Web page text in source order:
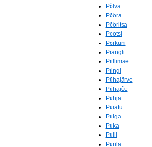
Põlva
Pööra
Pööritsa
Pootsi
Porkuni
Prangli
Prillimäe
Pringi
Pühajärve
Pühajõe
Puhja
Puiatu
Puiga
Puka
Pulli
Purila